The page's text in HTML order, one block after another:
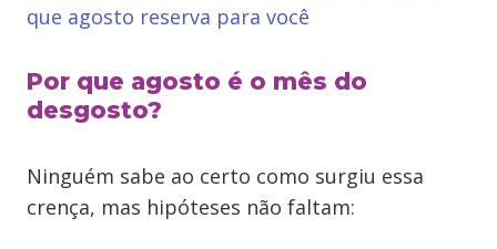
que agosto reserva para você
Por que agosto é o mês do
desgosto?
Ninguém sabe ao certo como surgiu essa
crença, mas hipóteses não faltam: